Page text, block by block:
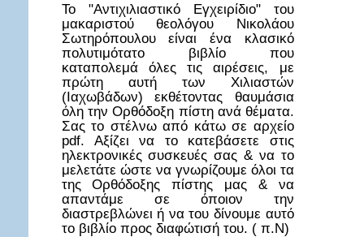
Το "Αντιχιλιαστικό Εγχειρίδιο" του
μακαριστού θεολόγου Νικολάου
Σωτηρόπουλου είναι ένα κλασικό
πολυτιμότατο βιβλίο που
καταπολεμά όλες τις αιρέσεις, με
πρώτη αυτή των Χιλιαστών
(Ιαχωβάδων) εκθέτοντας θαυμάσια
όλη την Ορθόδοξη πίστη ανά θέματα.
Σας το στέλνω από κάτω σε αρχείο
pdf. Αξίζει να το κατεβάσετε στις
ηλεκτρονικές συσκευές σας & να το
μελετάτε ώστε να γνωρίζουμε όλοι τα
της Ορθόδοξης πίστης μας & να
απαντάμε σε όποιον την
διαστρεβλώνει ή να του δίνουμε αυτό
το βιβλίο προς διαφώτισή του. ( π.Ν)